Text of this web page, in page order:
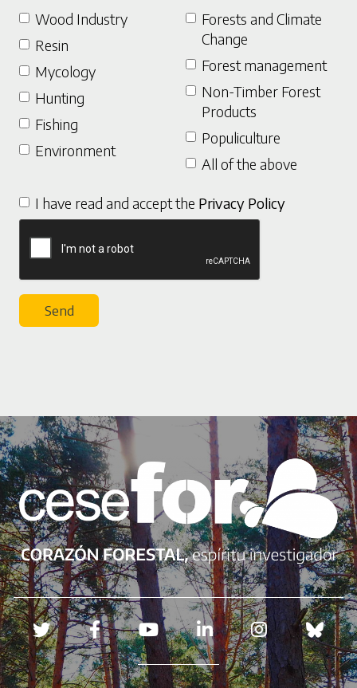
Wood Industry
Resin
Mycology
Hunting
Fishing
Environment
Forests and Climate
Change
Forest management
Non-Timber Forest
Products
Populiculture
All of the above
I have read and accept the Privacy Policy
Send
Redes sociales